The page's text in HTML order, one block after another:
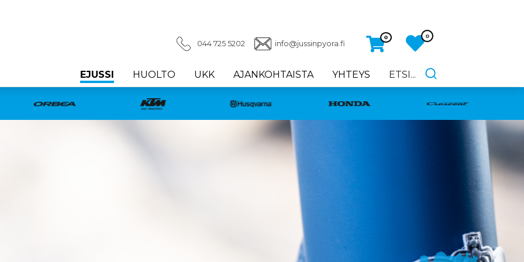
044 725 5202 info@jussinpyora.fi
0 0
EJUSSI HUOLTO UKK AJANKOHTAISTA YHTEYS ETSI...